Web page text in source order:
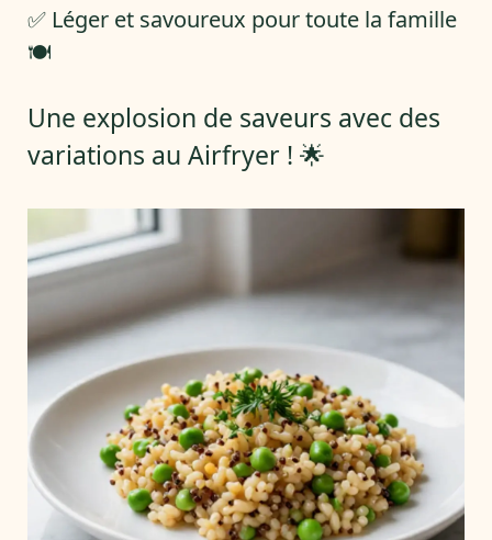
✅ Léger et savoureux pour toute la famille
🍽️
Une explosion de saveurs avec des
variations au Airfryer ! 🌟